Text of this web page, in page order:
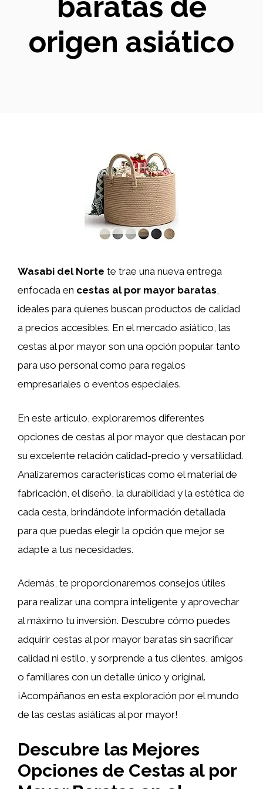
origen asiático
Wasabi del Norte te trae una nueva entrega
enfocada en cestas al por mayor baratas,
ideales para quienes buscan productos de calidad
a precios accesibles. En el mercado asiático, las
cestas al por mayor son una opción popular tanto
para uso personal como para regalos
empresariales o eventos especiales.
En este artículo, exploraremos diferentes
opciones de cestas al por mayor que destacan por
su excelente relación calidad-precio y versatilidad.
Analizaremos características como el material de
fabricación, el diseño, la durabilidad y la estética de
cada cesta, brindándote información detallada
para que puedas elegir la opción que mejor se
adapte a tus necesidades.
Además, te proporcionaremos consejos útiles
para realizar una compra inteligente y aprovechar
al máximo tu inversión. Descubre cómo puedes
adquirir cestas al por mayor baratas sin sacrificar
calidad ni estilo, y sorprende a tus clientes, amigos
o familiares con un detalle único y original.
¡Acompáñanos en esta exploración por el mundo
de las cestas asiáticas al por mayor!
Descubre las Mejores
Opciones de Cestas al por